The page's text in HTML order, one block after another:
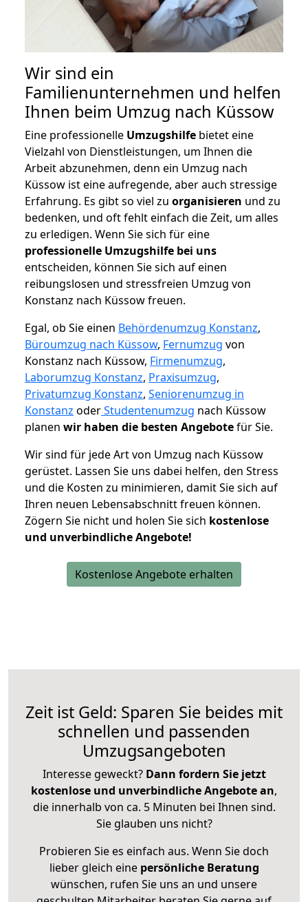
Wir sind ein
Familienunternehmen und helfen
Ihnen beim Umzug nach Küssow
Eine professionelle Umzugshilfe bietet eine
Vielzahl von Dienstleistungen, um Ihnen die
Arbeit abzunehmen, denn ein Umzug nach
Küssow ist eine aufregende, aber auch stressige
Erfahrung. Es gibt so viel zu organisieren und zu
bedenken, und oft fehlt einfach die Zeit, um alles
zu erledigen. Wenn Sie sich für eine
professionelle Umzugshilfe bei uns
entscheiden, können Sie sich auf einen
reibungslosen und stressfreien Umzug von
Konstanz nach Küssow freuen.
Egal, ob Sie einen Behördenumzug Konstanz,
Büroumzug nach Küssow, Fernumzug von
Konstanz nach Küssow, Firmenumzug,
Laborumzug Konstanz, Praxisumzug,
Privatumzug Konstanz, Seniorenumzug in
Konstanz oderStudentenumzug nach Küssow
planen wir haben die besten Angebotefür Sie.
Wir sind für jede Art von Umzug nach Küssow
gerüstet. Lassen Sie uns dabei helfen, den Stress
und die Kosten zu minimieren, damit Sie sich auf
Ihren neuen Lebensabschnitt freuen können.
Zögern Sie nicht und holen Sie sich kostenlose
und unverbindliche Angebote!
Kostenlose Angebote erhalten
Zeit ist Geld: Sparen Sie beides mit
schnellen und passenden
Umzugsangeboten
Interesse geweckt? Dann fordern Sie jetzt
kostenlose und unverbindliche Angebote an,
die innerhalb von ca. 5 Minuten bei Ihnen sind.
Sie glauben uns nicht?
Probieren Sie es einfach aus. Wenn Sie doch
lieber gleich eine persönliche Beratung
wünschen, rufen Sie uns an und unsere